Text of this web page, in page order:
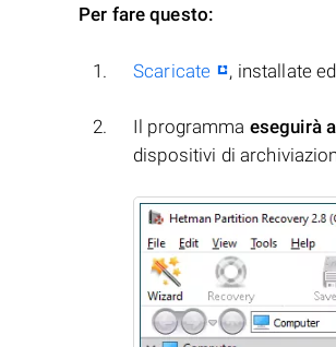
Per fare questo:
Scaricate , installate
Il programma eseguirà
dispositivi di